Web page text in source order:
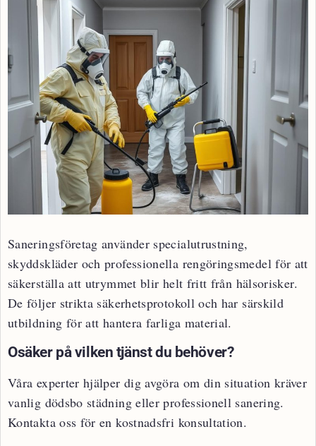
Saneringsföretag använder specialutrustning,
skyddskläder och professionella rengöringsmedel för att
säkerställa att utrymmet blir helt fritt från hälsorisker.
De följer strikta säkerhetsprotokoll och har särskild
utbildning för att hantera farliga material.
Osäker på vilken tjänst du behöver?
Våra experter hjälper dig avgöra om din situation kräver
vanlig dödsbo städning eller professionell sanering.
Kontakta oss för en kostnadsfri konsultation.